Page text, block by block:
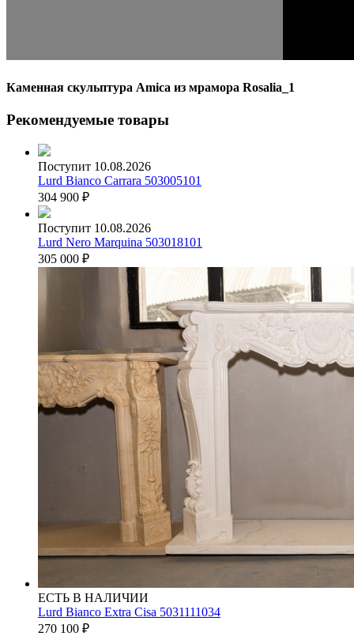
Каменная скульптура Amica из мрамора Rosalia_1
Рекомендуемые товары
Поступит 10.08.2026
Lurd Bianco Carrara 503005101
304 900 ₽
Поступит 10.08.2026
Lurd Nero Marquina 503018101
305 000 ₽
ЕСТЬ В НАЛИЧИИ
Lurd Bianco Extra Cisa 5031111034
270 100 ₽